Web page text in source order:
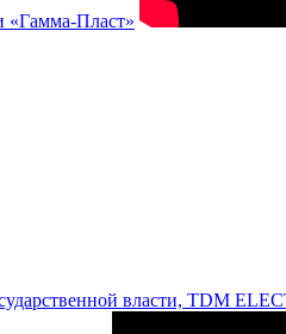
«Гамма-Пласт»
власти, TDM